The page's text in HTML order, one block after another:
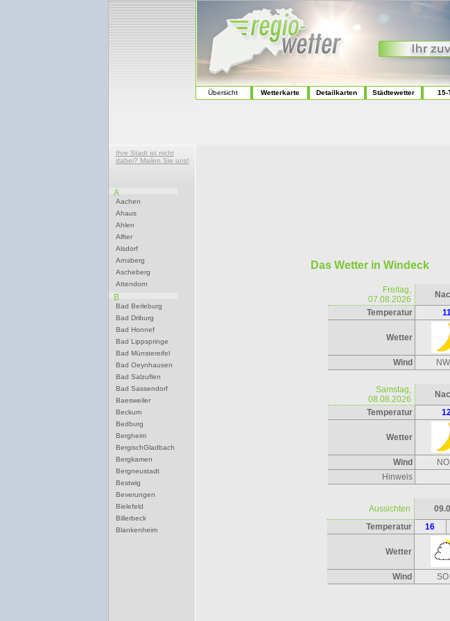
Übersicht Wetterkarte Detailkarten Städtewetter 15-
Ihre Stadt ist nicht
dabei? Mailen Sie uns!
A
Aachen
Ahaus
Ahlen
Alfter
Alsdorf
Arnsberg
Ascheberg
Attendorn
B
Bad Berleburg
Bad Driburg
Bad Honnef
Bad Lippspringe
Bad Münstereifel
Bad Oeynhausen
Bad Salzuflen
Bad Sassendorf
Baesweiler
Beckum
Bedburg
Bergheim
BergischGladbach
Bergkamen
Bergneustadt
Bestwig
Beverungen
Bielefeld
Billerbeck
Blankenheim
Das Wetter in Windeck
Freitag,
07.08.2026
Temperatur
Wetter
Wind
Samstag,
08.08.2026
Temperatur
Wetter
Wind
Hinweis
Aussichten
Temperatur
16
Wetter
Wind SO